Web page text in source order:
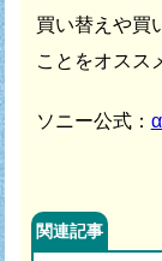
買い替えや買
ことをオスス
ソニー公式：
関連記事